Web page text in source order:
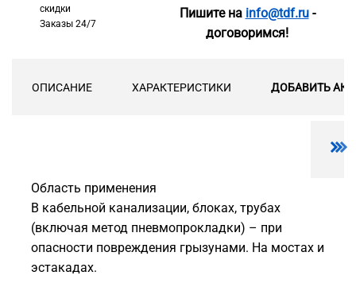
скидки
Заказы 24/7
Пишите на info@tdf.ru-
договоримся!
ОПИСАНИЕ ХАРАКТЕРИСТИКИ ДОБАВИТЬ
Область применения
В кабельной канализации, блоках, трубах
(включая метод пневмопрокладки) – при
опасности повреждения грызунами. На мостах и
эстакадах.